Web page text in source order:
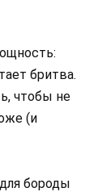
бритва.
чтобы не
(и
бороды